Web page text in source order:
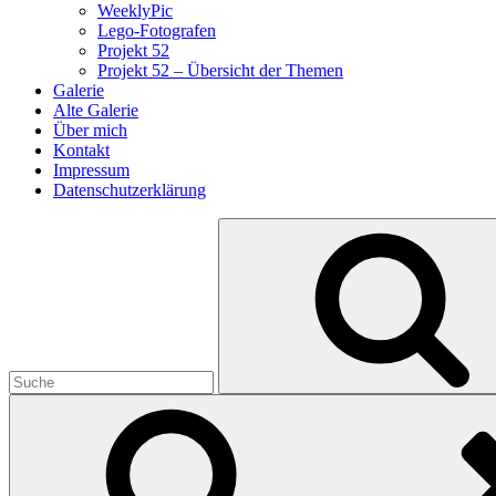
WeeklyPic
Lego-Fotografen
Projekt 52
Projekt 52 – Übersicht der Themen
Galerie
Alte Galerie
Über mich
Kontakt
Impressum
Datenschutzerklärung